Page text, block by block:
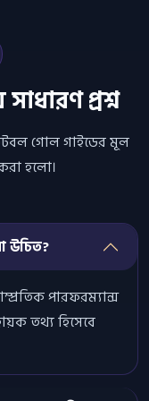
প্রশ্ন
গোল গাইডের মূল
হলো।
উচিত?
পারফরম্যান্স
তথ্য হিসেবে